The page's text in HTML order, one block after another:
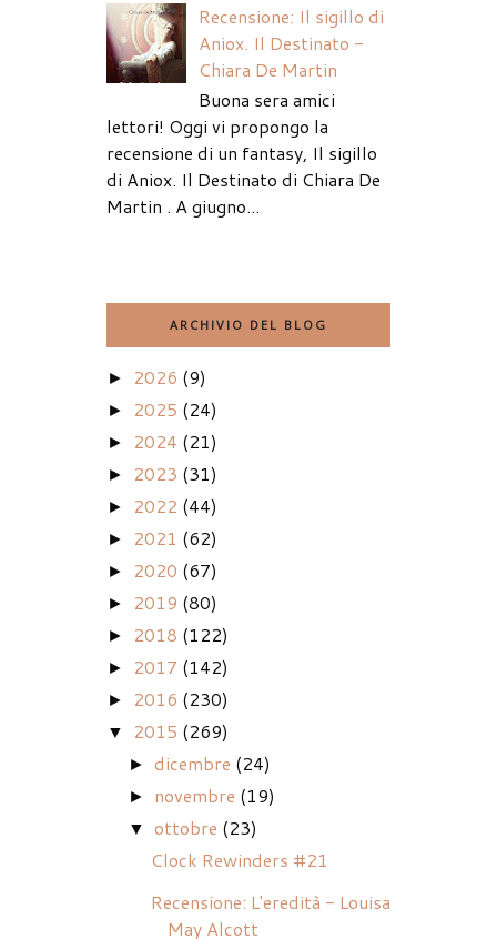
Recensione: Il sigillo di
Aniox. Il Destinato -
Chiara De Martin
Buona sera amici
lettori! Oggi vi propongo la
recensione di un fantasy, Il sigillo
di Aniox. Il Destinato di Chiara De
Martin . A giugno...
ARCHIVIO DEL BLOG
► 2026 (9)
► 2025 (24)
► 2024 (21)
► 2023 (31)
► 2022 (44)
► 2021 (62)
► 2020 (67)
► 2019 (80)
► 2018 (122)
► 2017 (142)
► 2016 (230)
▼ 2015 (269)
►dicembre (24)
► novembre (19)
▼ ottobre (23)
Clock Rewinders #21
Recensione: L'eredità - Louisa
May Alcott